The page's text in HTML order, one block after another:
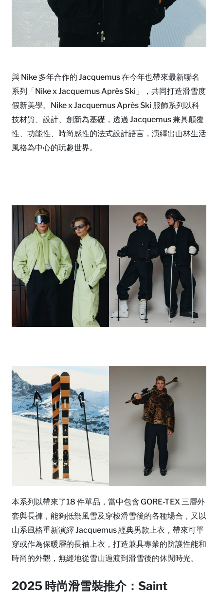
與 Nike 多年合作的 Jacquemus 在今年也帶來最新聯名
系列「Nike x Jacquemus Après Ski」，共同打造滑雪度
假新美學。Nike x Jacquemus Après Ski 服飾系列以科
技材質、設計、創新為基礎，透過 Jacquemus 兼具顛覆
性、功能性、時尚感性的法式設計語言，演繹出山林生活
風格為中心的玩趣世界。
本系列以帶來了18 件單品，當中包含 GORE-TEX 三層外
套與長褲，能夠抵禦風雪及穿梭滑雪後的各種場合，又以
山系風格重新演繹 Jacquemus 經典男款上衣，帶來可單
穿或作為保暖層的長袖上衣，打造兼具專業的防護性能和
時尚的外觀，無縫地從雪山過渡到滑雪後的休閒時光。
2025 時尚滑雪裝推介：Saint